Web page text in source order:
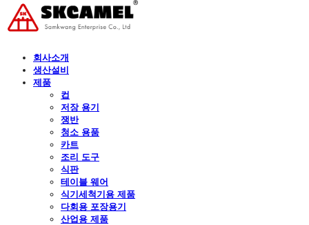
회사소개
생산설비
제품
컵
저장 용기
쟁반
청소 용품
카트
조리 도구
식판
테이블 웨어
식기세척기용 제품
다회용 포장용기
산업용 제품